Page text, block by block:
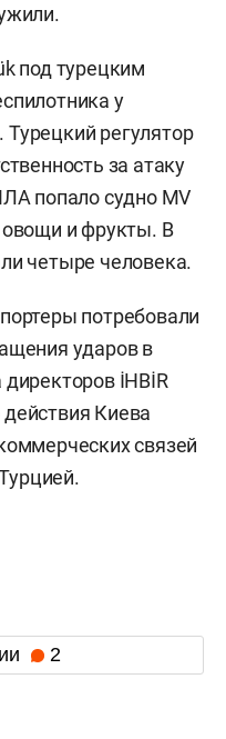
под турецким
у
регулятор
за атаку
попало судно MV
овощи и фрукты. В
четыре человека.
потребовали
ударов в
İHBİR
Киева
связей
2